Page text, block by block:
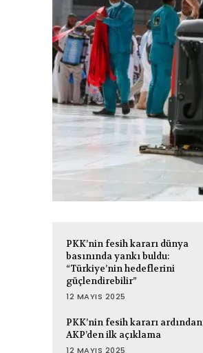
PKK’nin fesih kararı dünya
basınında yankı buldu:
“Türkiye’nin hedeflerini
güçlendirebilir”
12 MAYIS 2025
PKK’nin fesih kararı ardından
AKP’den ilk açıklama
12 MAYIS 2025